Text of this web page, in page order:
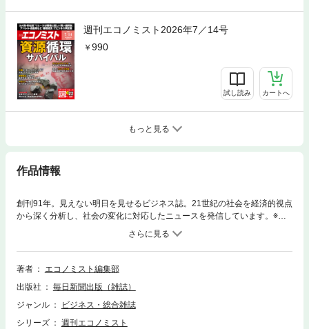
週刊エコノミスト2026年7／14号
990
試し読み カートへ
もっと見る
作品情報
創刊91年。見えない明日を見せるビジネス誌。21世紀の社会を経済的視点
から深く分析し、社会の変化に対応したニュースを発信しています。※デ
ジタル版には一部収録されていない記事がございますのでご了承願いま
著者
エコノミスト編集部
出版社
毎日新聞出版（雑誌）
ジャンル
ビジネス・総合雑誌
シリーズ
週刊エコノミスト